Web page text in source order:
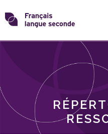
Skip
toTransformons
langue
THÈMES